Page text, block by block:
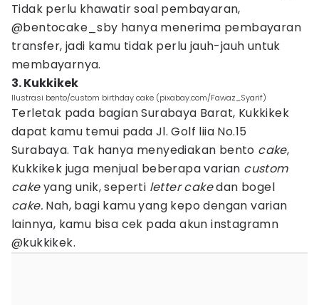
Tidak perlu khawatir soal pembayaran,
@bentocake_sby hanya menerima pembayaran
transfer, jadi kamu tidak perlu jauh-jauh untuk
membayarnya.
3. Kukkikek
Ilustrasi bento/custom birthday cake (pixabay.com/Fawaz_Syarif)
Terletak pada bagian Surabaya Barat, Kukkikek
dapat kamu temui pada Jl. Golf liia No.15
Surabaya. Tak hanya menyediakan bento cake,
Kukkikek juga menjual beberapa varian custom
cakeyang unik, seperti letter cakedan bogel
cake. Nah, bagi kamu yang kepo dengan varian
lainnya, kamu bisa cek pada akun instagramn
@kukkikek.